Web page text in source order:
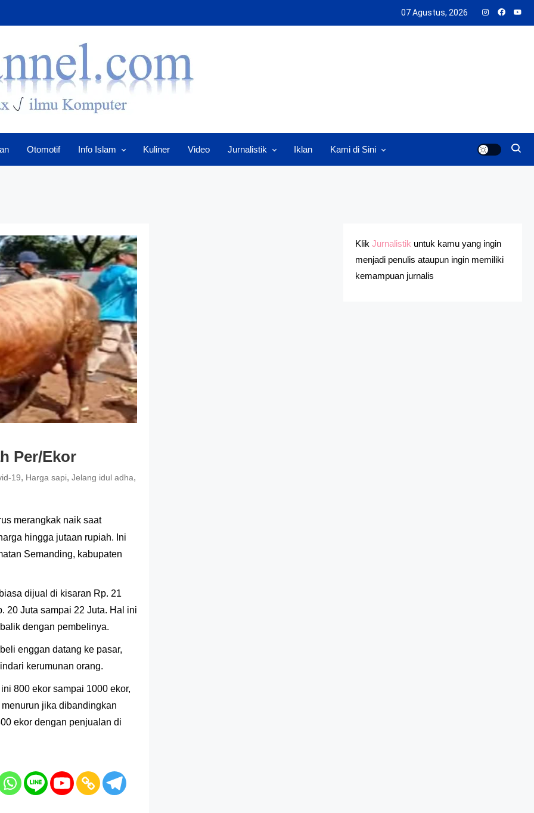
07 Agustus, 2026
Otomotif Info Islam Kuliner Video Jurnalistik Iklan Kami di Sini
Per/Ekor
19, Harga sapi,Jelang idul adha,
merangkak naik saat
hingga jutaan rupiah. Ini
Semanding, kabupaten
dijual di kisaran Rp. 21
20 Juta sampai 22 Juta. Hal ini
dengan pembelinya.
enggan datang ke pasar,
kerumunan orang.
800 ekor sampai 1000 ekor,
jika dibandingkan
ekor dengan penjualan di
KlikJurnalistik untuk kamu yang ingin
menjadi penulis ataupun ingin memiliki
kemampuan jurnalis